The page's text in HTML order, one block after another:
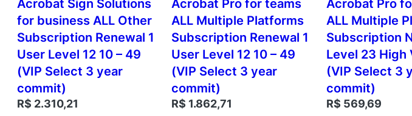
Acrobat Sign Solutions
for business ALL Other
Subscription Renewal 1
User Level 12 10 – 49
(VIP Select 3 year
commit)
R$ 2.310,21
Acrobat Pro for teams
ALL Multiple Platforms
Subscription Renewal 1
User Level 12 10 – 49
(VIP Select 3 year
commit)
R$ 1.862,71
Acrobat Pro
ALL Multiple
Subscription
Level 23 High
(VIP Select 3
commit)
R$ 569,69